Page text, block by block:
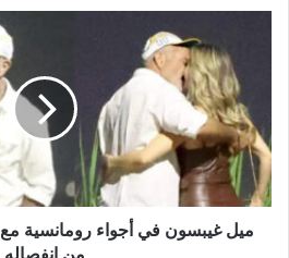
رومانسية
مع
ممثلة
إيطالية
بعد
أشهرميل غيبسون في أجواء رومانسية مع